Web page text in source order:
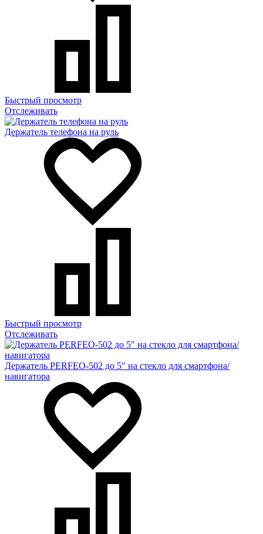
Быстрый просмотр
Отслеживать
Держатель телефона на руль
Быстрый просмотр
Отслеживать
Держатель PERFEO-502 до 5" на стекло для смартфона/
навигатора